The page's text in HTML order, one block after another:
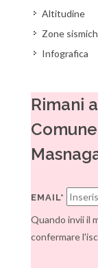
Altitudine
Zone
Infografica
Rimani
EMAIL*
Quando invii il
confermare